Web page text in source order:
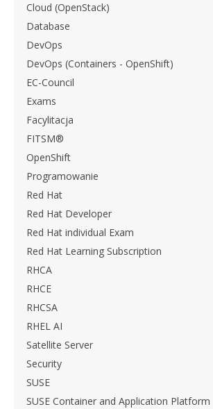
Cloud (OpenStack)
Database
DevOps
DevOps (Containers - OpenShift)
EC-Council
Exams
Facylitacja
FITSM®
OpenShift
Programowanie
Red Hat
Red Hat Developer
Red Hat individual Exam
Red Hat Learning Subscription
RHCA
RHCE
RHCSA
RHEL AI
Satellite Server
Security
SUSE
SUSE Container and Application Platform